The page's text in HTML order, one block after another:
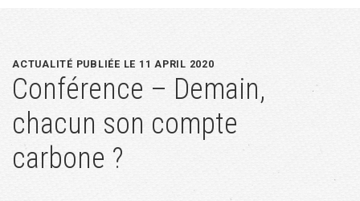
ACTUALITÉ PUBLIÉE LE 11 APRIL 2020
Conférence – Demain,
chacun son compte
carbone ?